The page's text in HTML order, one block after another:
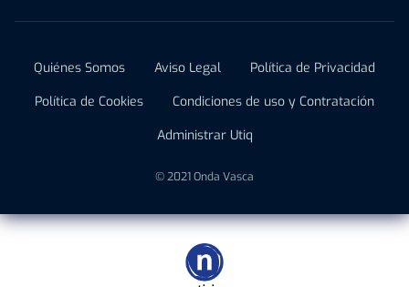
Quiénes Somos Aviso Legal
Política de Privacidad
Política de Cookies
Condiciones de uso y Contratación
Administrar Utiq
© 2021 Onda Vasca